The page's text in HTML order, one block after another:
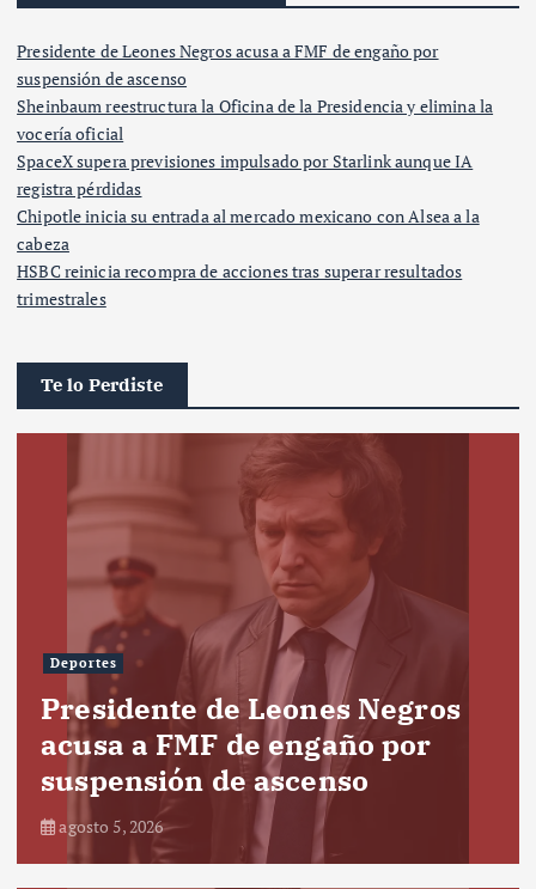
Presidente de Leones Negros acusa a FMF de engaño por
suspensión de ascenso
Sheinbaum reestructura la Oficina de la Presidencia y elimina la
vocería oficial
SpaceX supera previsiones impulsado por Starlink aunque IA
registra pérdidas
Chipotle inicia su entrada al mercado mexicano con Alsea a la
cabeza
HSBC reinicia recompra de acciones tras superar resultados
trimestrales
Te lo Perdiste
Deportes
Presidente de Leones Negros
acusa a FMF de engaño por
suspensión de ascenso
agosto 5, 2026